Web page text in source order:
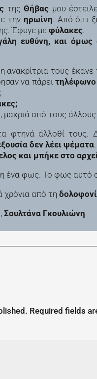
τηςΘήβας μου
την ηρωίνη. Από ό,τι
Έφυγε μεφύλακες.
ευθύνη, και
ανακρίτρια τους
να πάρει
, μακριά από τους
φτηνά άλλοθί τους.
δεν λέει ψέματα.
και μπήκε στο
ένα φως. Το φως αυτό
χρόνια από τη
Σουλτάνα Γκουλιώνη
Required fields